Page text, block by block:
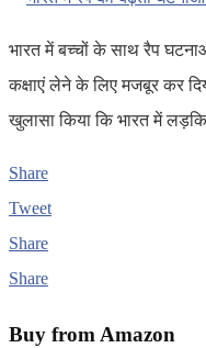
भारत में बच्चों के साथ रैप
कक्षाएं लेने के लिए मजबूर कर
खुलासा किया कि भारत में
Share
Tweet
Share
Share
Buy from Amazon